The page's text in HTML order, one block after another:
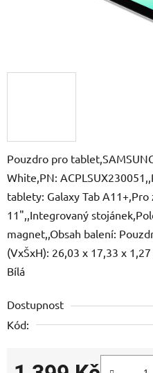
Pouzdro pro
White,PN:
tablety: Galaxy Tab
11",,Integrovaný
magnet,,Obsah balení:
(VxŠxH): 26,03 x 17,33 x
Bílá
Dostupnost
Kód: